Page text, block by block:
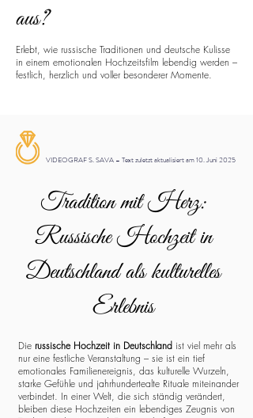
aus?
Erlebt, wie russische Traditionen und deutsche Kulisse
in einem emotionalen Hochzeitsfilm lebendig werden –
festlich, herzlich und voller besonderer Momente.
VIDEOGRAF S. SAVA – Text zuletzt aktualisiert am 10. Juni 2025
Tradition mit Herz:
Russische Hochzeit in
Deutschland als kulturelles
Erlebnis
Die russische Hochzeit in Deutschland ist viel mehr als
nur eine festliche Veranstaltung – sie ist ein tief
emotionales Familienereignis, das kulturelle Wurzeln,
starke Gefühle und jahrhundertealte Rituale miteinander
verbindet. In einer Welt, die sich ständig verändert,
bleiben diese Hochzeiten ein lebendiges Zeugnis von